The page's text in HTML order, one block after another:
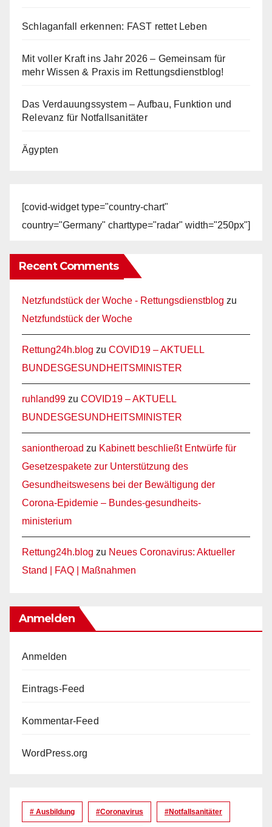
Schlaganfall erkennen: FAST rettet Leben
Mit voller Kraft ins Jahr 2026 – Gemeinsam für
mehr Wissen & Praxis im Rettungsdienstblog!
Das Verdauungssystem – Aufbau, Funktion und
Relevanz für Notfallsanitäter
Ägypten
[covid-widget type="country-chart"
country="Germany" charttype="radar" width="250px"]
Recent Comments
Netzfundstück der Woche - Rettungsdienstblog zu
Netzfundstück der Woche
Rettung24h.blog zu COVID19 – AKTUELL
BUNDESGESUNDHEITSMINISTER
ruhland99 zu COVID19 – AKTUELL
BUNDESGESUNDHEITSMINISTER
saniontheroad zu Kabinett beschließt Entwürfe für
Gesetzespakete zur Unterstützung des
Gesundheitswesens bei der Bewältigung der
Corona-Epidemie – Bundes-gesundheits-
ministerium
Rettung24h.blog zu Neues Coronavirus: Aktueller
Stand | FAQ | Maßnahmen
Anmelden
Anmelden
Eintrags-Feed
Kommentar-Feed
WordPress.org
# Ausbildung #coronavirus #Notfallsanitäter